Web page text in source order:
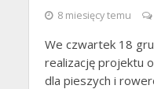
8 miesięcy temu
We czwartek 18
realizację projektu
dla pieszych i